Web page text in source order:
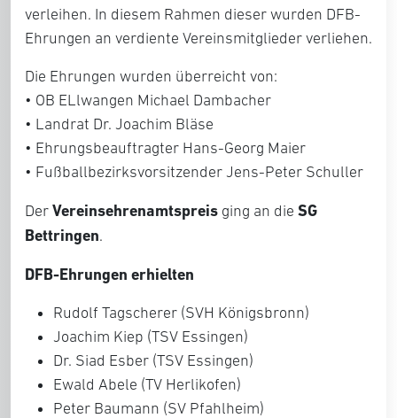
verleihen. In diesem Rahmen dieser wurden DFB-
Ehrungen an verdiente Vereinsmitglieder verliehen.
Die Ehrungen wurden überreicht von:
• OB ELlwangen Michael Dambacher
• Landrat Dr. Joachim Bläse
• Ehrungsbeauftragter Hans-Georg Maier
• Fußballbezirksvorsitzender Jens-Peter Schuller
Der Vereinsehrenamtspreis ging an die SG
Bettringen.
DFB-Ehrungen erhielten
Rudolf Tagscherer (SVH Königsbronn)
Joachim Kiep (TSV Essingen)
Dr. Siad Esber (TSV Essingen)
Ewald Abele (TV Herlikofen)
Peter Baumann (SV Pfahlheim)